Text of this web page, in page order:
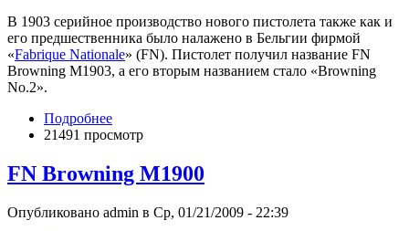
В 1903 серийное производство нового пистолета также как и
его предшественника было налажено в Бельгии фирмой
«Fabrique Nationale» (FN). Пистолет получил название FN
Browning M1903, а его вторым названием стало «Browning
No.2».
Подробнее
21491 просмотр
FN Browning M1900
Опубликовано admin в Ср, 01/21/2009 - 22:39